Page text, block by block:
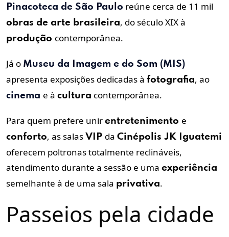
Pinacoteca de São Paulo reúne cerca de 11 mil
obras de arte brasileira, do século XIX à
produção contemporânea.
Já o Museu da Imagem e do Som (MIS)
apresenta exposições dedicadas à fotografia, ao
cinema e à cultura contemporânea.
Para quem prefere unir entretenimento e
conforto, as salas VIP da Cinépolis JK Iguatemi
oferecem poltronas totalmente reclináveis,
atendimento durante a sessão e uma experiência
semelhante à de uma sala privativa.
Passeios pela cidade